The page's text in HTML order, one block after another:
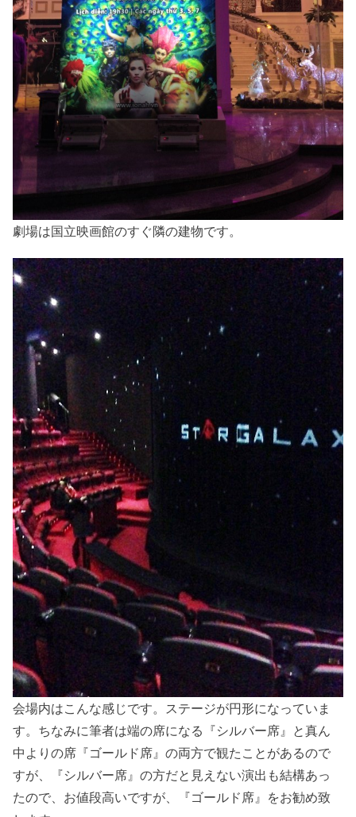
劇場は国立映画館のすぐ隣の建物です。
会場内はこんな感じです。ステージが円形になっていま
す。ちなみに筆者は端の席になる『シルバー席』と真ん
中よりの席『ゴールド席』の両方で観たことがあるので
すが、『シルバー席』の方だと見えない演出も結構あっ
たので、お値段高いですが、『ゴールド席』をお勧め致